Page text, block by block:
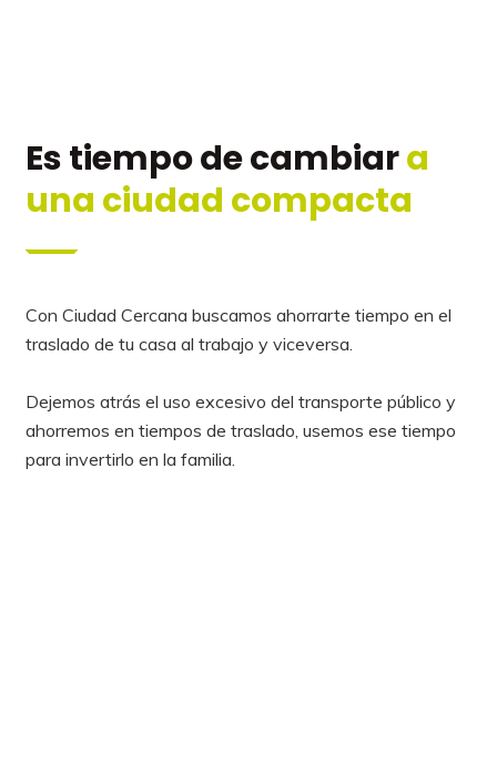
Es tiempo de cambiara
una ciudad compacta
Con Ciudad Cercana buscamos ahorrarte tiempo en el
traslado de tu casa al trabajo y viceversa.
Dejemos atrás el uso excesivo del transporte público y
ahorremos en tiempos de traslado, usemos ese tiempo
para invertirlo en la familia.